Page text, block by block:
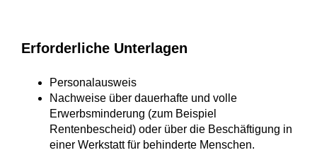
Erforderliche Unterlagen
Personalausweis
Nachweise über dauerhafte und volle
Erwerbsminderung (zum Beispiel
Rentenbescheid) oder über die Beschäftigung in
einer Werkstatt für behinderte Menschen.